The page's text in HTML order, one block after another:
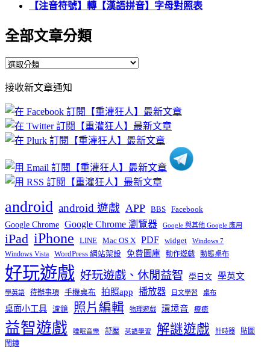
【注音符號】轉【漢語拼音】字母對照表
全部文章分類
全
文
章
分
類
接收新文章通知
android android 遊戲 APP BBS Facebook
Google Chrome Google Chrome 瀏覽器 Google 與其他 Google 應用
iPad iPhone LINE Mac OS X PDF widget Windows 7
Windows Vista WordPress 網站架設 免費圖庫 動作遊戲 動態桌布
好玩遊戲 好玩遊戲、休閒益智 學日文 學英文
學英語 待辦事項 手機桌布 拍照app 播放器 日文學習 桌布
桌面小工具 濾鏡 照片編輯 物理遊戲 環境音 療癒
益智遊戲 睡眠音樂 舒壓 英語學習 解謎遊戲 計時器
貼圖
鬧鐘